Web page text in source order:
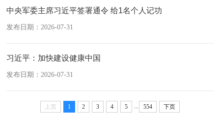
中央军委主席习近平签署通令 给1名个人记功
发布日期：2026-07-31
习近平：加快建设健康中国
发布日期：2026-07-31
上页 1 2 3 4 5 554 下页